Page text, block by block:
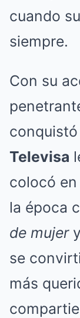
cuando
siempre.
Con su
Televisa
colocó
la época
de mujery
se
más